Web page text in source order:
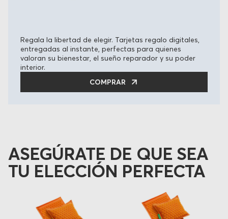
Regala la libertad de elegir. Tarjetas regalo digitales,
entregadas al instante, perfectas para quienes
valoran su bienestar, el sueño reparador y su poder
interior.
COMPRAR
ASEGÚRATE DE QUE SEA
TU ELECCIÓN PERFECTA